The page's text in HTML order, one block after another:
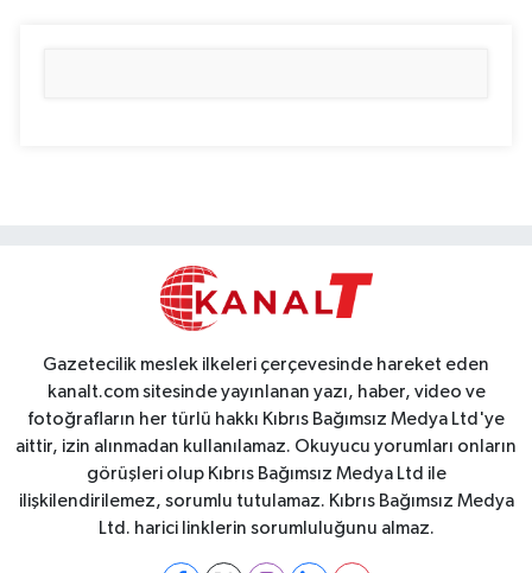
Gazetecilik meslek ilkeleri çerçevesinde hareket eden
kanalt.com sitesinde yayınlanan yazı, haber, video ve
fotoğrafların her türlü hakkı Kıbrıs Bağımsız Medya Ltd'ye
aittir, izin alınmadan kullanılamaz. Okuyucu yorumları onların
görüşleri olup Kıbrıs Bağımsız Medya Ltd ile
ilişkilendirilemez, sorumlu tutulamaz. Kıbrıs Bağımsız Medya
Ltd. harici linklerin sorumluluğunu almaz.